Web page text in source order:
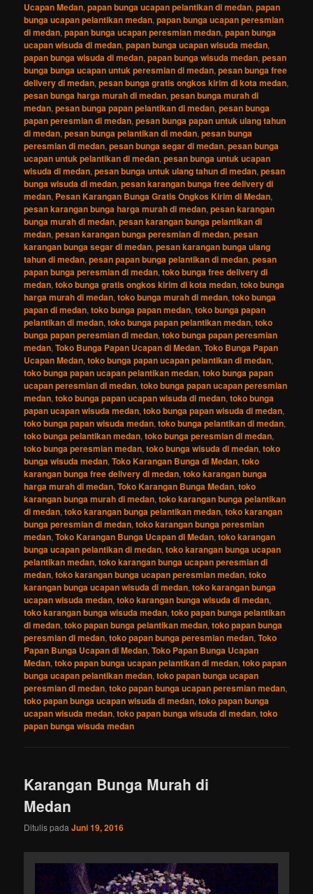
Ucapan Medan,papan bunga ucapan pelantikan di medan,papan
bunga ucapan pelantikan medan,papan bunga ucapan peresmian
di medan,papan bunga ucapan peresmian medan,papan bunga
ucapan wisuda di medan,papan bunga ucapan wisuda medan,
papan bunga wisuda di medan,papan bunga wisuda medan,pesan
bunga bunga ucapan untuk peresmian di medan,pesan bunga free
delivery di medan,pesan bunga gratis ongkos kirim di kota medan,
pesan bunga harga murah di medan,pesan bunga murah di
medan,pesan bunga papan pelantikan di medan,pesan bunga
papan peresmian di medan,pesan bunga papan untuk ulang tahun
di medan,pesan bunga pelantikan di medan,pesan bunga
peresmian di medan,pesan bunga segar di medan,pesan bunga
ucapan untuk pelantikan di medan,pesan bunga untuk ucapan
wisuda di medan,pesan bunga untuk ulang tahun di medan,pesan
bunga wisuda di medan,pesan karangan bunga free delivery di
medan, Pesan Karangan Bunga Gratis Ongkos Kirim di Medan,
pesan karangan bunga harga murah di medan,pesan karangan
bunga murah di medan,pesan karangan bunga pelantikan di
medan,pesan karangan bunga peresmian di medan,pesan
karangan bunga segar di medan,pesan karangan bunga ulang
tahun di medan,pesan papan bunga pelantikan di medan,pesan
papan bunga peresmian di medan,toko bunga free delivery di
medan,toko bunga gratis ongkos kirim di kota medan,toko bunga
harga murah di medan,toko bunga murah di medan,toko bunga
papan di medan,toko bunga papan medan,toko bunga papan
pelantikan di medan,toko bunga papan pelantikan medan,toko
bunga papan peresmian di medan,toko bunga papan peresmian
medan,Toko Bunga Papan Ucapan di Medan,Toko Bunga Papan
Ucapan Medan,toko bunga papan ucapan pelantikan di medan,
toko bunga papan ucapan pelantikan medan,toko bunga papan
ucapan peresmian di medan,toko bunga papan ucapan peresmian
medan,toko bunga papan ucapan wisuda di medan,toko bunga
papan ucapan wisuda medan,toko bunga papan wisuda di medan,
toko bunga papan wisuda medan,toko bunga pelantikan di medan,
toko bunga pelantikan medan,toko bunga peresmian di medan,
toko bunga peresmian medan,toko bunga wisuda di medan,toko
bunga wisuda medan,Toko Karangan Bunga di Medan,toko
karangan bunga free delivery di medan,toko karangan bunga
harga murah di medan,Toko Karangan Bunga Medan,toko
karangan bunga murah di medan,toko karangan bunga pelantikan
di medan,toko karangan bunga pelantikan medan,toko karangan
bunga peresmian di medan,toko karangan bunga peresmian
medan,Toko Karangan Bunga Ucapan di Medan,toko karangan
bunga ucapan pelantikan di medan,toko karangan bunga ucapan
pelantikan medan,toko karangan bunga ucapan peresmian di
medan,toko karangan bunga ucapan peresmian medan,toko
karangan bunga ucapan wisuda di medan,toko karangan bunga
ucapan wisuda medan,toko karangan bunga wisuda di medan,
toko karangan bunga wisuda medan,toko papan bunga pelantikan
di medan,toko papan bunga pelantikan medan,toko papan bunga
peresmian di medan,toko papan bunga peresmian medan,Toko
Papan Bunga Ucapan di Medan,Toko Papan Bunga Ucapan
Medan,toko papan bunga ucapan pelantikan di medan,toko papan
bunga ucapan pelantikan medan,toko papan bunga ucapan
peresmian di medan,toko papan bunga ucapan peresmian medan,
toko papan bunga ucapan wisuda di medan,toko papan bunga
ucapan wisuda medan,toko papan bunga wisuda di medan,toko
papan bunga wisuda medan
Karangan Bunga Murah di
Medan
Ditulis padaJuni 19, 2016